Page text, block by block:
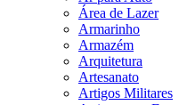
Área de Lazer
Armarinho
Armazém
Arquitetura
Artesanato
Artigos Militares